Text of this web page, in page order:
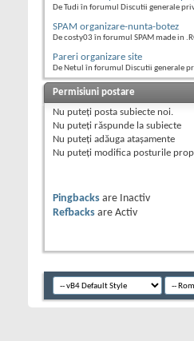
De Tudi în forumul Discutii generale
SPAM organizare-nunta-botez
De costy03 în forumul SPAM made in
Pareri organizare site
De Netul în forumul Discutii generale
Permisiuni postare
Nu puteţi posta subiecte noi.
Nu puteţi răspunde la subiecte
Nu puteţi adăuga ataşamente
Nu puteţi modifica posturile
Pingbacks are
Inactiv
Refbacks are Activ